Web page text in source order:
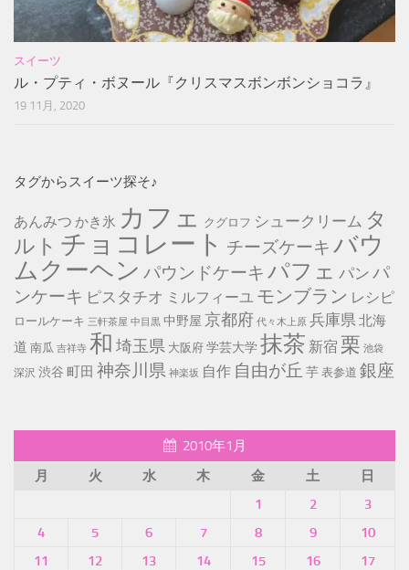
スイーツ
ル・プティ・ボヌール『クリスマスボンボンショコラ』
19 11月, 2020
タグからスイーツ探そ♪
あんみつ かき氷 カフェ クグロフ シュークリーム タ
ルト チョコレート チーズケーキ バウ
ムクーヘン パウンドケーキ パフェ パン パ
ンケーキ ピスタチオ ミルフィーユ モンブラン レシピ
ロールケーキ 三軒茶屋 中目黒 中野屋 京都府 代々木上原 兵庫県 北海
道 南瓜 吉祥寺 和 埼玉県 大阪府 学芸大学抹茶 新宿 栗 池袋
深沢 渋谷 町田 神奈川県 神楽坂 自作 自由が丘 芋 表参道 銀座
2010年1月
月
火 水 木 金 土 日
1 2
3
4
5 6 7 8 9
10
11
12 13 14 15 16
17